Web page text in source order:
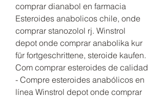
comprar dianabol en farmacia
Esteroides anabolicos chile, onde
comprar stanozolol rj. Winstrol
depot onde comprar anabolika kur
für fortgeschrittene, steroide kaufen.
Com comprar esteroides de calidad
- Compre esteroides anabólicos en
línea Winstrol depot onde comprar